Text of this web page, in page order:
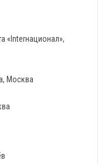
«Interнационал»,
Москва